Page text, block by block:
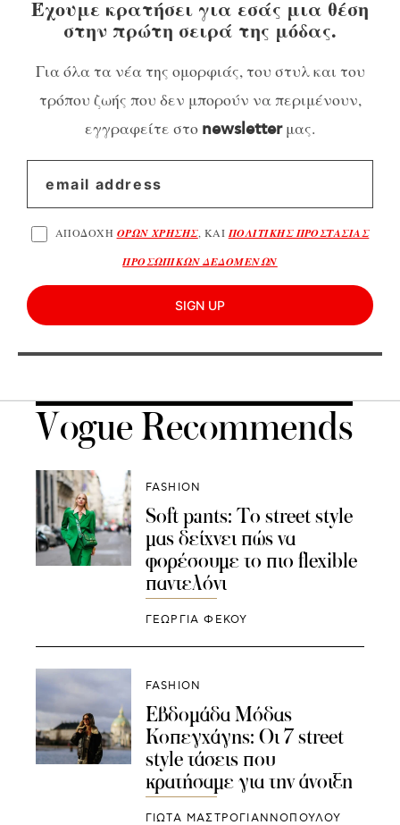
Έχουμε κρατήσει για εσάς μια θέση
στην πρώτη σειρά της μόδας.
Για όλα τα νέα της ομορφιάς, του στυλ και του
τρόπου ζωής που δεν μπορούν να περιμένουν,
εγγραφείτε στο newsletterμας.
ΑΠΟΔΟΧΗ ΟΡΩΝ ΧΡΗΣΗΣ, ΚΑΙΠΟΛΙΤΙΚΗΣ ΠΡΟΣΤΑΣΙΑΣ
ΠΡΟΣΩΠΙΚΩΝ ΔΕΔΟΜΕΝΩΝ
SIGN UP
Vogue Recommends
FASHION
Soft pants: Το street style
μας δείχνει πώς να
φορέσουμε το πιο flexible
παντελόνι
ΓΕΩΡΓΙΑ ΦΕΚΟΥ
FASHION
Εβδομάδα Μόδας
Κοπεγχάγης: Οι 7 street
style τάσεις που
κρατήσαμε για την άνοιξη
ΓΙΩΤΑ ΜΑΣΤΡΟΓΙΑΝΝΟΠΟΥΛΟΥ